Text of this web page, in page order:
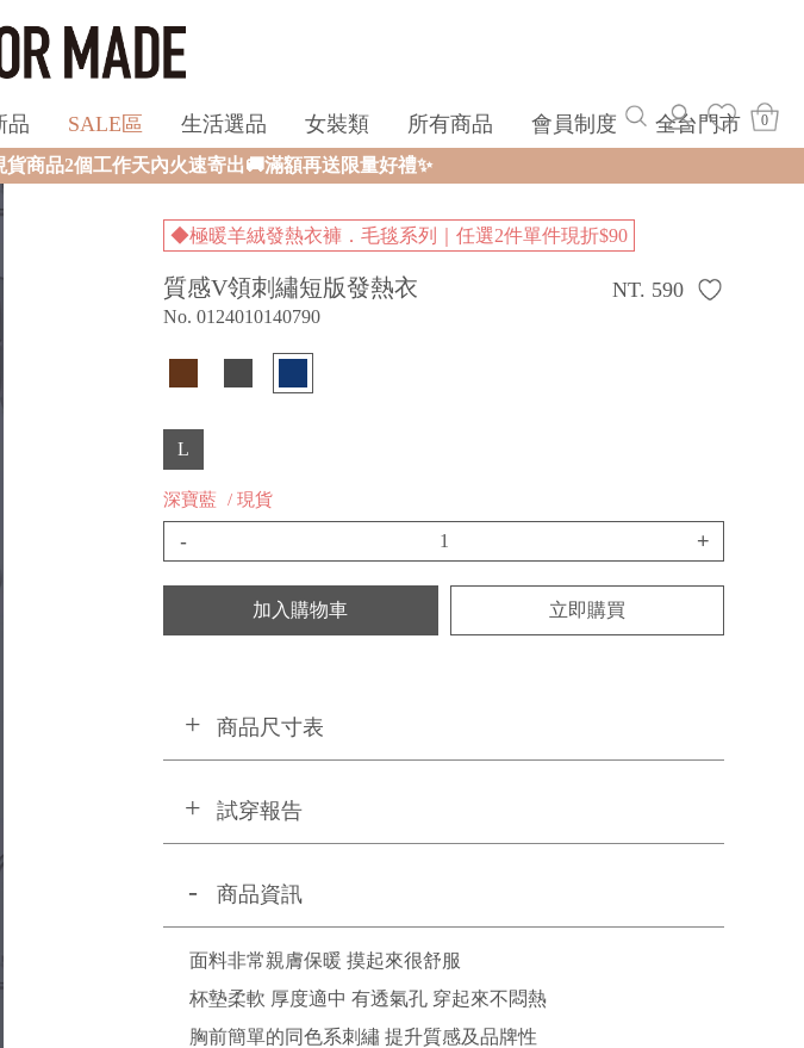
品 SALE區 生活選品 女裝類 所有商品 會員制度 全台門市 0
寄出🚚滿額再送限量好禮✨
◆極暖羊絨發熱衣褲．毛毯系列｜任選2件單件現折$90
質感V領刺繡短版發熱衣
No. 0124010140790
NT. 590
L
深寶藍 / 現貨
- +
加入購物車 立即購買
商品尺寸表
試穿報告
商品資訊
面料非常親膚保暖 摸起來很舒服
杯墊柔軟 厚度適中 有透氣孔 穿起來不悶熱
胸前簡單的同色系刺繡 提升質感及品牌性